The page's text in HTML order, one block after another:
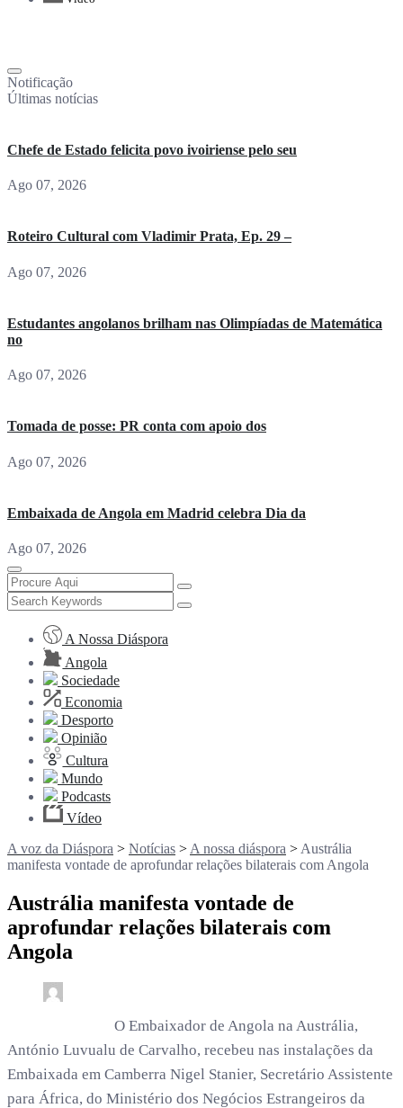
Notificação
Últimas notícias
Chefe de Estado felicita povo ivoiriense pelo seu
Ago 07, 2026
Roteiro Cultural com Vladimir Prata, Ep. 29 –
Ago 07, 2026
Estudantes angolanos brilham nas Olimpíadas de Matemática
no
Ago 07, 2026
Tomada de posse: PR conta com apoio dos
Ago 07, 2026
Embaixada de Angola em Madrid celebra Dia da
Ago 07, 2026
A Nossa Diáspora
Angola
Sociedade
Economia
Desporto
Opinião
Cultura
Mundo
Podcasts
Vídeo
A voz da Diáspora > Notícias > A nossa diáspora > Austrália
manifesta vontade de aprofundar relações bilaterais com Angola
Austrália manifesta vontade de
aprofundar relações bilaterais com
Angola
O Embaixador de Angola na Austrália,
António Luvualu de Carvalho, recebeu nas instalações da
Embaixada em Camberra Nigel Stanier, Secretário Assistente
para África, do Ministério dos Negócios Estrangeiros da